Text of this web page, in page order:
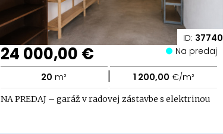
ID: 37740
24 000,00 € Na predaj
20 m² | 1 200,00 €/m²
NA PREDAJ – garáž v radovej zástavbe s elektrinou